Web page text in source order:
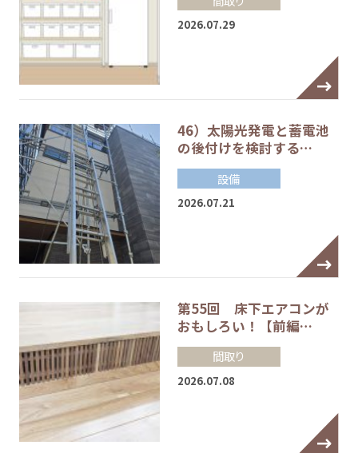
2026.07.29
46）太陽光発電と蓄電池
の後付けを検討する…
設備
2026.07.21
第55回 床下エアコンが
おもしろい！【前編…
間取り
2026.07.08